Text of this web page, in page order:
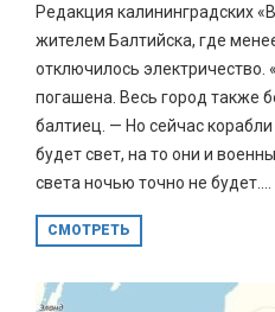
Редакция калининградских
жителем Балтийска, где
отключилось электричество.
погашена. Весь город также
балтиец. — Но сейчас
будет свет, на то они и
света ночью точно не будет....
СМОТРЕТЬ